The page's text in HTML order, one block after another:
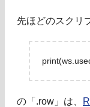
先ほどのスクリ
の「.row」は、